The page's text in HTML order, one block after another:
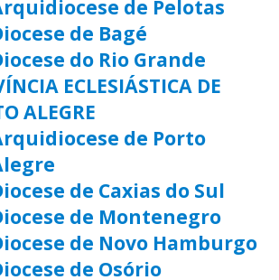
de Pelotas
de Bagé
do Rio Grande
ECLESIÁSTICA DE
ALEGRE
de Porto
de Caxias do Sul
de Montenegro
de Novo Hamburgo
de Osório